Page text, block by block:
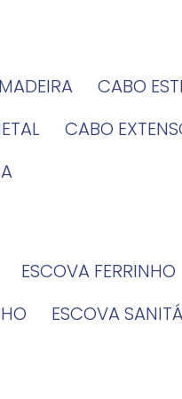
CABO
CABO
ESCOVA FERRINHO
ESCOVA